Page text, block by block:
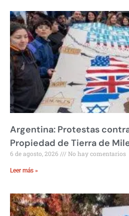
Argentina: Protestas
Propiedad de Tierra de
6 de agosto, 2026 No hay comentarios
Leer más »